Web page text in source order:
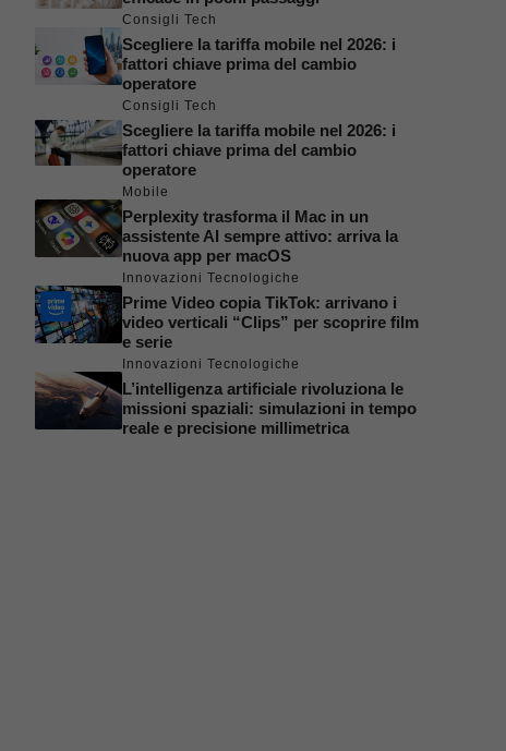
Consigli Tech
Scegliere la tariffa mobile nel 2026: i
fattori chiave prima del cambio
operatore
Consigli Tech
Scegliere la tariffa mobile nel 2026: i
fattori chiave prima del cambio
operatore
Mobile
Perplexity trasforma il Mac in un
assistente AI sempre attivo: arriva la
nuova app per macOS
Innovazioni Tecnologiche
Prime Video copia TikTok: arrivano i
video verticali “Clips” per scoprire film
e serie
Innovazioni Tecnologiche
L’intelligenza artificiale rivoluziona le
missioni spaziali: simulazioni in tempo
reale e precisione millimetrica